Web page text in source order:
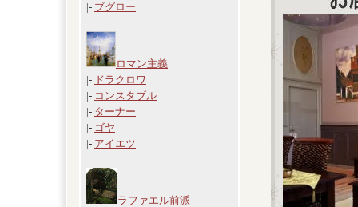
|- ブグロー
ロマン主義
|- ドラクロワ
|- コンスタブル
|- ターナー
|- ゴヤ
|- アイエツ
ラファエル前派